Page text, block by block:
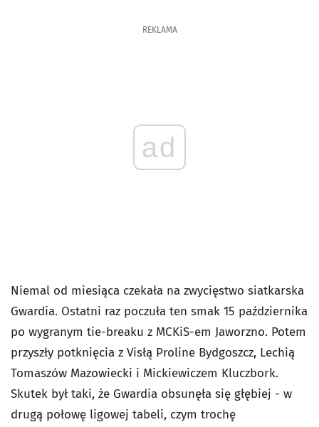
REKLAMA
ad
Niemal od miesiąca czekała na zwycięstwo siatkarska
Gwardia. Ostatni raz poczuła ten smak 15 października
po wygranym tie-breaku z MCKiS-em Jaworzno. Potem
przyszły potknięcia z Visłą Proline Bydgoszcz, Lechią
Tomaszów Mazowiecki i Mickiewiczem Kluczbork.
Skutek był taki, że Gwardia obsunęła się głębiej - w
drugą połowę ligowej tabeli, czym trochę